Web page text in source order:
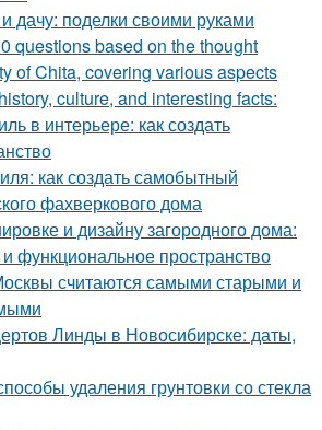
дачу: поделки своими руками
questions based on the thought
of Chita, covering various aspects
culture, and interesting facts:
в интерьере: как создать
как создать самобытный
фахверкового дома
и дизайну загородного дома:
и функциональное пространство
считаются самыми старыми и
Линды в Новосибирске: даты,
удаления грунтовки со стекла